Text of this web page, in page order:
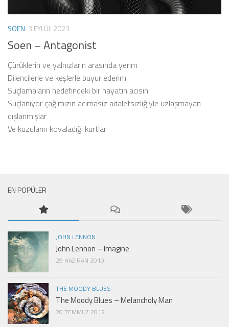
SOEN 3 EYLÜL 2023
Soen – Antagonist
Çürüklerin ve yalnızların arasında yerim
Dilencilerle ve keşlerle buyur ederim
Suçlamaların hedefindeki bir hayatın acısını
Suçlanıyor çağımızın acımasız adaletsizliğiyle uzlaşmayan
dışlanmışlar
Ve kuzuların kovaladığı kurtlar
EN POPÜLER
JOHN LENNON
John Lennon – Imagine
29 HAZIRAN 2010
THE MOODY BLUES
The Moody Blues – Melancholy Man
20 TEMMUZ 2012